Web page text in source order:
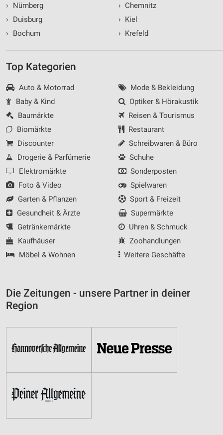
›
Nürnberg
›
Duisburg
›
Bochum
› Chemnitz
› Kiel
› Krefeld
Top Kategorien
Auto & Motorrad
Baby & Kind
Baumärkte
Biomärkte
Discounter
Drogerie & Parfümerie
Elektromärkte
Foto & Video
Garten & Pflanzen
Gesundheit & Ärzte
Getränkemärkte
Kaufhäuser
Möbel & Wohnen
Mode & Bekleidung
Optiker & Hörakustik
Reisen & Tourismus
Restaurant
Schreibwaren & Büro
Schuhe
Sonderposten
Spielwaren
Sport & Freizeit
Supermärkte
Uhren & Schmuck
Zoohandlungen
Weitere Geschäfte
Die Zeitungen - unsere Partner in deiner
Region